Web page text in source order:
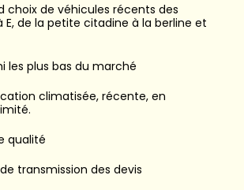
choix de véhicules récents des
E, de la petite citadine à la berline et
les plus bas du marché
climatisée, récente, en
qualité
transmission des devis